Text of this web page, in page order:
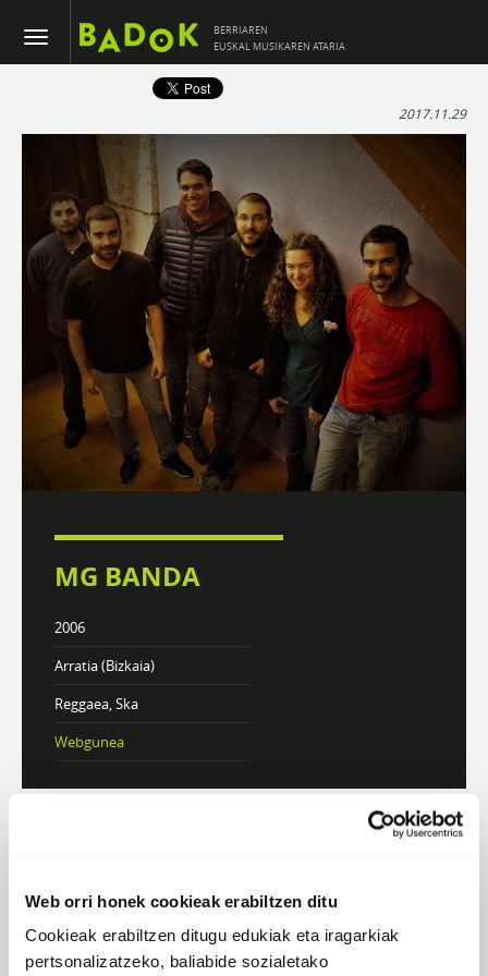
Web orri honek cookieak erabiltzen ditu
Cookieak erabiltzen ditugu edukiak eta iragarkiak
pertsonalizatzeko, baliabide sozialetako
BERRIAREN
EUSKAL MUSIKAREN ATARIA
2017.11.29
MG BANDA
2006
Arratia (Bizkaia)
Reggaea, Ska
Webgunea
BIOGRAFIA
Atzera